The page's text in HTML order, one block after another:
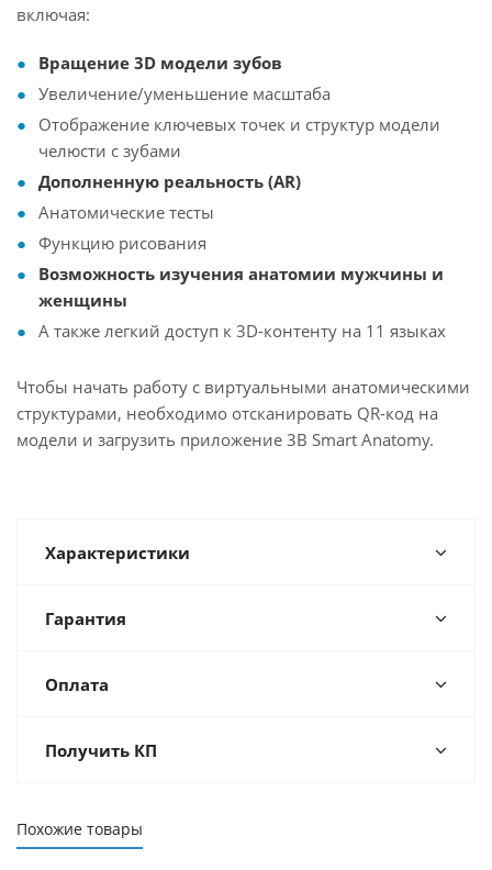
включая:
Вращение 3D модели зубов
Увеличение/уменьшение масштаба
Отображение ключевых точек и структур модели
челюсти с зубами
Дополненную реальность (AR)
Анатомические тесты
Функцию рисования
Возможность изучения анатомии мужчины и
женщины
А также легкий доступ к 3D-контенту на 11 языках
Чтобы начать работу с виртуальными анатомическими
структурами, необходимо отсканировать QR-код на
модели и загрузить приложение 3B Smart Anatomy.
Характеристики
Гарантия
Оплата
Получить КП
Похожие товары